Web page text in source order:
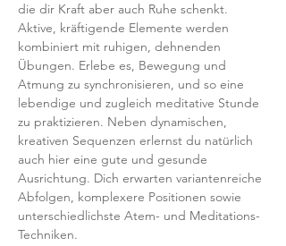
die dir Kraft aber auch Ruhe schenkt.
Aktive, kräftigende Elemente werden
kombiniert mit ruhigen, dehnenden
Übungen. Erlebe es, Bewegung und
Atmung zu synchronisieren, und so eine
lebendige und zugleich meditative Stunde
zu praktizieren. Neben dynamischen,
kreativen Sequenzen erlernst du natürlich
auch hier eine gute und gesunde
Ausrichtung. Dich erwarten variantenreiche
Abfolgen, komplexere Positionen sowie
unterschiedlichste Atem- und Meditations-
Techniken.